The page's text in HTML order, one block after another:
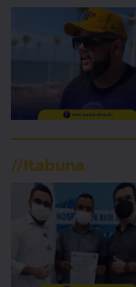
//Itabuna